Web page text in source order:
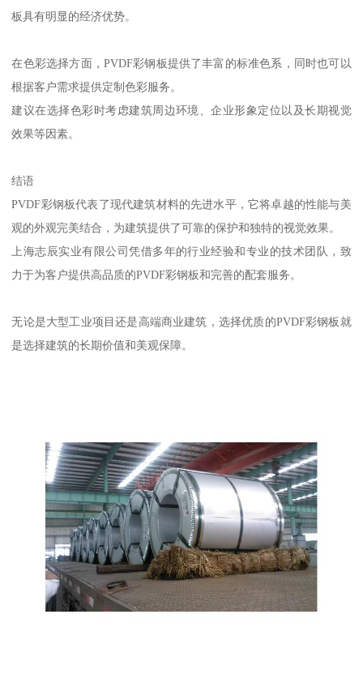
板具有明显的经济优势。
在色彩选择方面，PVDF彩钢板提供了丰富的标准色系，同时也可以
根据客户需求提供定制色彩服务。
建议在选择色彩时考虑建筑周边环境、企业形象定位以及长期视觉
效果等因素。
结语
PVDF彩钢板代表了现代建筑材料的先进水平，它将卓越的性能与美
观的外观完美结合，为建筑提供了可靠的保护和独特的视觉效果。
上海志辰实业有限公司凭借多年的行业经验和专业的技术团队，致
力于为客户提供高品质的PVDF彩钢板和完善的配套服务。
无论是大型工业项目还是高端商业建筑，选择优质的PVDF彩钢板就
是选择建筑的长期价值和美观保障。